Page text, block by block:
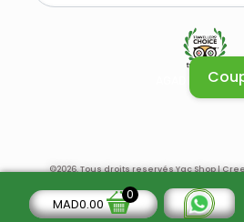
AGADIR QUAD
©2026. Tous droits reservés Yac Shop |
MAD0.00
0